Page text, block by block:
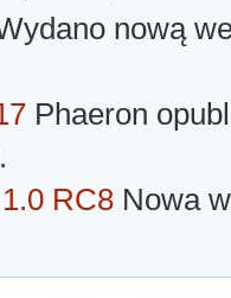
nową
Phaeron
RC8 Nowa